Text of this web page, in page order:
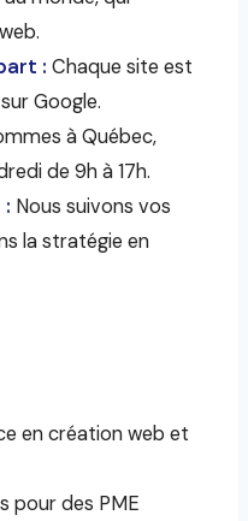
: Chaque site est
Google.
à Québec,
de 9h à 17h.
Nous suivons vos
la stratégie en
en création web et
pour des PME